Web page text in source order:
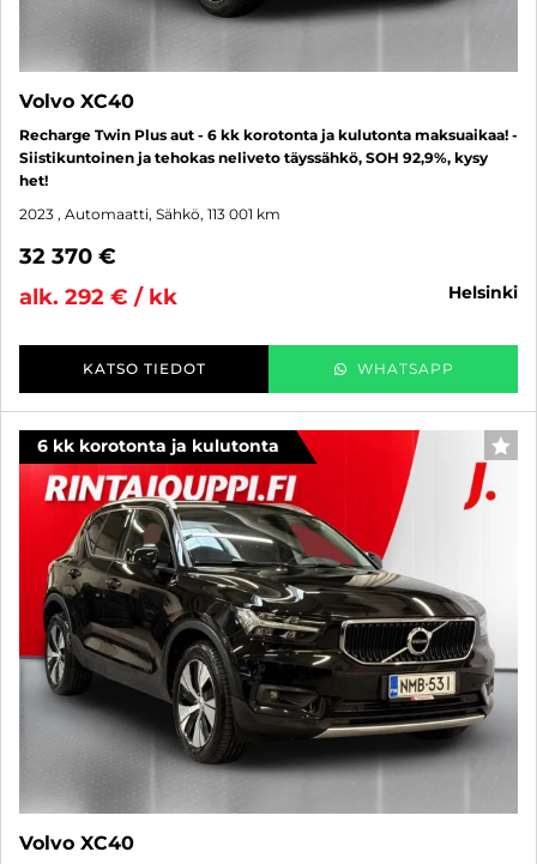
Volvo XC40
Recharge Twin Plus aut - 6 kk korotonta ja kulutonta maksuaikaa! -
Siistikuntoinen ja tehokas neliveto täyssähkö, SOH 92,9%, kysy
het!
2023 , Automaatti, Sähkö, 113 001 km
32 370 €
alk. 292 € / kk
helsinki
KATSO TIEDOT WHATSAPP
6 kk korotonta ja kulutonta
Volvo XC40